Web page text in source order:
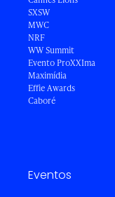
SXSW
MWC
NRF
WW Summit
Evento ProXXIma
Maximídia
Effie Awards
Caboré
Eventos